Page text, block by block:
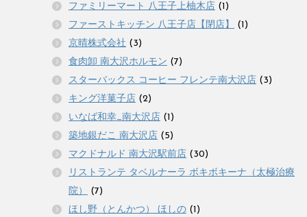
ファミリーマート 八王子上柚木店 (1)
ファーストキッチン 八王子店【閉店】
(1)
京晴株式会社 (3)
食肉卸 南大沢ホルモン (7)
スターバックス コーヒー フレンテ南大沢店 (3)
キング洋菓子店 (2)
いなば和幸_南大沢店 (1)
築地銀だこ 南大沢店 (5)
マクドナルド 南大沢駅前店 (30)
リストランテ タベルナーラ ボキボキーナ（太極治療
院）
(7)
ほし野（とんかつ） ほしの (1)